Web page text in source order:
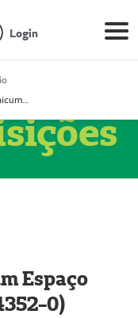
Login
Prestador Mosaicum Espaço Clínico Ltda (51004352-0)
Espaço
0)